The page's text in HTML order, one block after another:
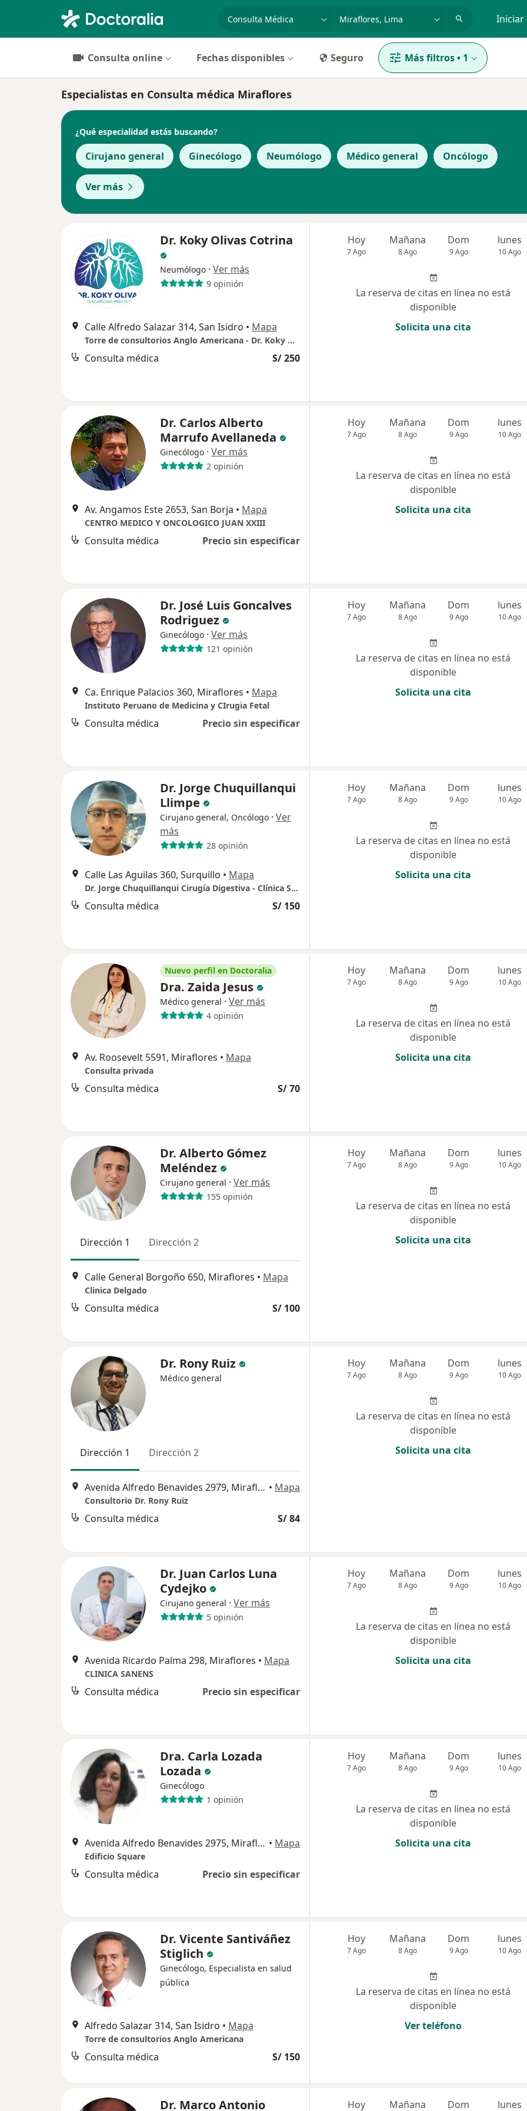
especialidad, enfermedad o nombre Iniciar
Consulta online Fechas disponibles Seguro Más filtros• 1
Especialistas en Consulta médica Miraflores
¿Qué especialidad estás buscando?
Cirujano general Ginecólogo Neumólogo Médico general Oncólogo
Ver más
Dr. Koky Olivas Cotrina
Neumólogo · Ver más
9 opinión
Calle Alfredo Salazar 314, San Isidro • Mapa
Torre de consultorios Anglo Americana - Dr. Koky Olivas - Neumólogo - Apnea de sueño
Consulta médica S/ 250
Hoy
7 Ago
Mañana
8 Ago
Dom
9 Ago
lunes
10 Ago
La reserva de citas en línea no está
disponible
Solicita una cita
Dr. Carlos Alberto
Marrufo Avellaneda
Ginecólogo · Ver más
2 opinión
Av. Angamos Este 2653, San Borja • Mapa
CENTRO MEDICO Y ONCOLOGICO JUAN XXIII
Consulta médica Precio sin especificar
Hoy
7 Ago
Mañana
8 Ago
Dom
9 Ago
lunes
10 Ago
La reserva de citas en línea no está
disponible
Solicita una cita
Dr. José Luis Goncalves
Rodriguez
Ginecólogo · Ver más
121 opinión
Ca. Enrique Palacios 360, Miraflores • Mapa
Instituto Peruano de Medicina y CIrugia Fetal
Consulta médica Precio sin especificar
Hoy
7 Ago
Mañana
8 Ago
Dom
9 Ago
lunes
10 Ago
La reserva de citas en línea no está
disponible
Solicita una cita
Dr. Jorge Chuquillanqui
Llimpe
Cirujano general, Oncólogo · Ver
más
28 opinión
Calle Las Aguilas 360, Surquillo • Mapa
Dr. Jorge Chuquillanqui Cirugía Digestiva - Clínica Santa María
Consulta médica S/ 150
Hoy
7 Ago
Mañana
8 Ago
Dom
9 Ago
lunes
10 Ago
La reserva de citas en línea no está
disponible
Solicita una cita
Nuevo perfil en Doctoralia
Dra. Zaida Jesus
Médico general · Ver más
4 opinión
Av. Roosevelt 5591, Miraflores • Mapa
Consulta privada
Consulta médica S/ 70
Hoy
7 Ago
Mañana
8 Ago
Dom
9 Ago
lunes
10 Ago
La reserva de citas en línea no está
disponible
Solicita una cita
Dr. Alberto Gómez
Meléndez
Cirujano general · Ver más
155 opinión
Dirección 1 Dirección 2
Calle General Borgoño 650, Miraflores • Mapa
Clinica Delgado
Consulta médica S/ 100
Hoy
7 Ago
Mañana
8 Ago
Dom
9 Ago
lunes
10 Ago
La reserva de citas en línea no está
disponible
Solicita una cita
Dr. Rony Ruiz
Médico general
Dirección 1 Dirección 2
Avenida Alfredo Benavides 2979, Miraflores • Mapa
Consultorio Dr. Rony Ruiz
Consulta médica S/ 84
Hoy
7 Ago
Mañana
8 Ago
Dom
9 Ago
lunes
10 Ago
La reserva de citas en línea no está
disponible
Solicita una cita
Dr. Juan Carlos Luna
Cydejko
Cirujano general · Ver más
5 opinión
Avenida Ricardo Palma 298, Miraflores • Mapa
CLINICA SANENS
Consulta médica Precio sin especificar
Hoy
7 Ago
Mañana
8 Ago
Dom
9 Ago
lunes
10 Ago
La reserva de citas en línea no está
disponible
Solicita una cita
Dra. Carla Lozada
Lozada
Ginecólogo
1 opinión
Avenida Alfredo Benavides 2975, Miraflores • Mapa
Edificio Square
Consulta médica Precio sin especificar
Hoy
7 Ago
Mañana
8 Ago
Dom
9 Ago
lunes
10 Ago
La reserva de citas en línea no está
disponible
Solicita una cita
Dr. Vicente Santiváñez
Stiglich
Ginecólogo, Especialista en salud
pública
Alfredo Salazar 314, San Isidro • Mapa
Torre de consultorios Anglo Americana
Consulta médica S/ 150
Hoy
7 Ago
Mañana
8 Ago
Dom
9 Ago
lunes
10 Ago
La reserva de citas en línea no está
disponible
Ver teléfono
Dr. Marco Antonio Hoy Mañana Dom lunes